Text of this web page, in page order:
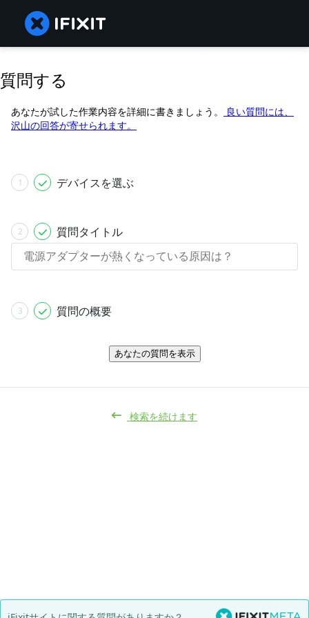
質問する
あなたが試した作業内容を詳細に書きましょう。
良い質問には、
沢山の回答が寄せられます。
1 デバイスを選ぶ
2 質問タイトル
3 質問の概要
あなたの質問を表示
検索を続けます